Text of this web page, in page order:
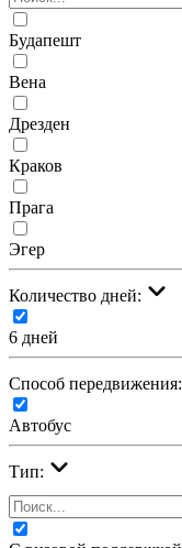
Будапешт
Вена
Дрезден
Краков
Прага
Эгер
Количество дней:
6 дней
Cпособ передвижения:
Автобус
Тип: